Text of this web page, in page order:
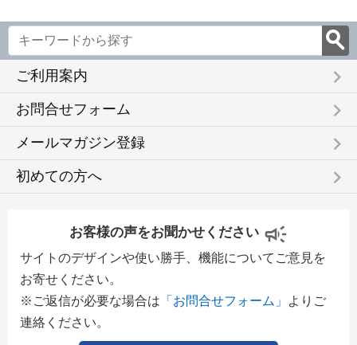
ご利用案内 keyboard_arrow_right
お問合せフォーム keyboard_arrow_right
メールマガジン登録 keyboard_arrow_right
初めての方へ keyboard_arrow_right
お客様の声をお聞かせください
サイトのデザインや使い勝手、機能についてご意見を
お寄せください。
※ご返信が必要な場合は 「お問合せフォーム」
よりご
連絡ください。